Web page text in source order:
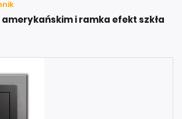
i ramka efekt szkła